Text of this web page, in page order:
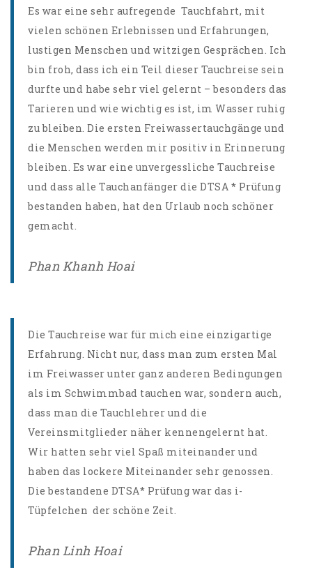
Es war eine sehr aufregende Tauchfahrt, mit
vielen schönen Erlebnissen und Erfahrungen,
lustigen Menschen und witzigen Gesprächen. Ich
bin froh, dass ich ein Teil dieser Tauchreise sein
durfte und habe sehr viel gelernt – besonders das
Tarieren und wie wichtig es ist, im Wasser ruhig
zu bleiben. Die ersten Freiwassertauchgänge und
die Menschen werden mir positiv in Erinnerung
bleiben. Es war eine unvergessliche Tauchreise
und dass alle Tauchanfänger die DTSA * Prüfung
bestanden haben, hat den Urlaub noch schöner
gemacht.
Phan Khanh Hoai
Die Tauchreise war für mich eine einzigartige
Erfahrung. Nicht nur, dass man zum ersten Mal
im Freiwasser unter ganz anderen Bedingungen
als im Schwimmbad tauchen war, sondern auch,
dass man die Tauchlehrer und die
Vereinsmitglieder näher kennengelernt hat.
Wir hatten sehr viel Spaß miteinander und
haben das lockere Miteinander sehr genossen.
Die bestandene DTSA* Prüfung war das i-
Tüpfelchen der schöne Zeit.
Phan Linh Hoai